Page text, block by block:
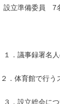
設立準備委員 7
議事録署名人
．体育館で行う
総会につ